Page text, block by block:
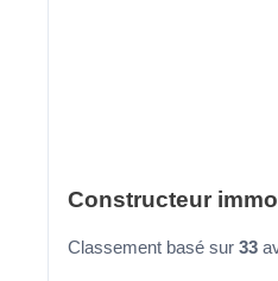
Constructeur
Classement basé sur 33